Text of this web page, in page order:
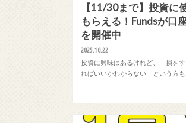
【11/30まで】投資に
もらえる！Fundsが口
を開催中
2025.10.22
投資に興味はあるけれど、「損を
ればいいかわからない」という方